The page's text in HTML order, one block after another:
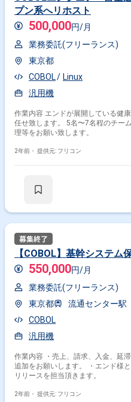
プン系へリホスト
500,000円/月
業務委託(フリーランス)
東京都
COBOL
Linux
汎用機
作業内容 エンドが展開している健
任せ致します。 5名〜7名程のチー
理等をお願い致します。
2年前・ 提供元: フリコン
【COBOL】基幹システム
550,000円/月
業務委託(フリーランス)
東京都
流通センター駅
COBOL
汎用機
作業内容 ・売上、請求、入金、延
追加をお願いします。 ・エンド様
リリースを担当頂きます。
2年前・ 提供元: フリコン